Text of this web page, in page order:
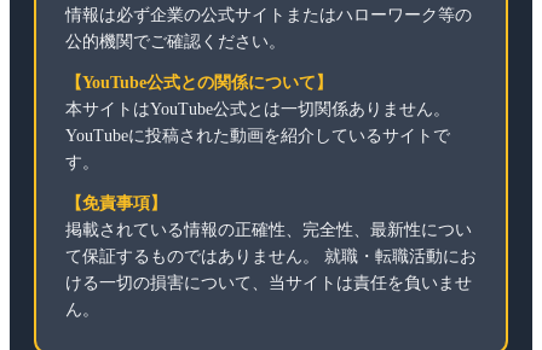
情報は必ず企業の公式サイトまたはハローワーク等の
公的機関でご確認ください。
【YouTube公式との関係について】
本サイトはYouTube公式とは一切関係ありません。
YouTubeに投稿された動画を紹介しているサイトで
す。
【免責事項】
掲載されている情報の正確性、完全性、最新性につい
て保証するものではありません。 就職・転職活動にお
ける一切の損害について、当サイトは責任を負いませ
ん。